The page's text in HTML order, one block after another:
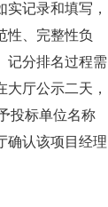
记录和填写，
性、完整性负
记分排名过程需
厅公示二天，
投标单位名称
确认该项目经理